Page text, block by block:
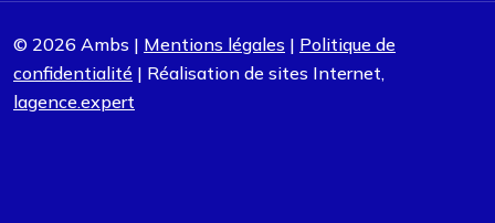
© 2026 Ambs | Mentions légales | Politique de
confidentialité | Réalisation de sites Internet,
lagence.expert